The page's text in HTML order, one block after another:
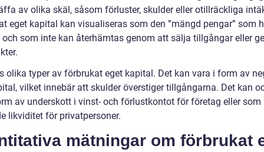
av olika skäl, såsom förluster, skulder eller otillräckliga
eget kapital kan visualiseras som den ”mängd pengar” som
som inte kan återhämtas genom att sälja tillgångar eller
olika typer av förbrukat eget kapital. Det kan vara i form av
vilket innebär att skulder överstiger tillgångarna. Det kan
av underskott i vinst- och förlustkontot för företag eller som
likviditet för privatpersoner.
mätningar om förbrukat